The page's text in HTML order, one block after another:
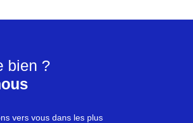
bien ?
vers vous dans les plus